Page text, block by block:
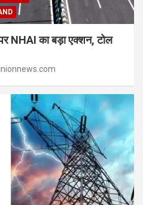
NHAI का बड़ा एक्शन, टोल